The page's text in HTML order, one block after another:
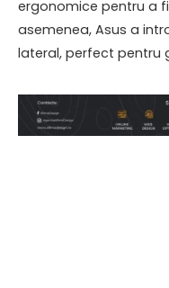
ergonomice pentru a
asemenea, Asus a
lateral, perfect pentru